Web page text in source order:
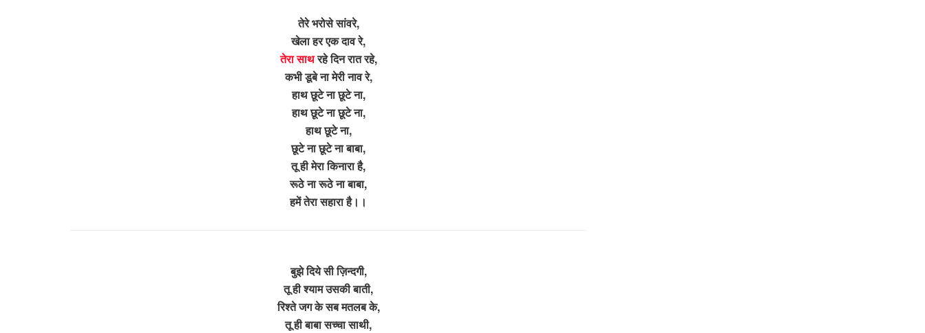
तेरे भरोसे सांवरे,
खेला हर एक दाव रे,
तेरा साथरहे दिन रात रहे,
कभी डूबे ना मेरी नाव रे,
हाथ छूटे ना छूटे ना,
हाथ छूटे ना छूटे ना,
हाथ छूटे ना,
छूटे ना छूटे ना बाबा,
तू ही मेरा किनारा है,
रूठे ना रूठे ना बाबा,
हमें तेरा सहारा है।।
बुझे दिये सी ज़िन्दगी,
तू ही श्याम उसकी बाती,
रिश्ते जग के सब मतलब के,
तू ही बाबा सच्चा साथी,